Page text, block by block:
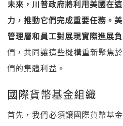
未來，川普政府將利用美國在
力，推動它們完成重要任務。
管理層和員工對展現實際進展負
們，共同讓這些機構重新聚焦
們的集體利益。
國際貨幣基金組織
首先，我們必須讓國際貨幣基